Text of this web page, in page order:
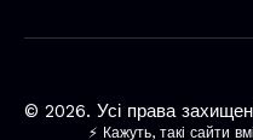
© 2026. Усі права
⚡ Кажуть, такі сайти